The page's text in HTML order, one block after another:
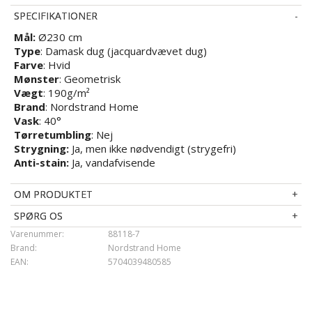
SPECIFIKATIONER
Mål: Ø230 cm
Type: Damask dug (jacquardvævet dug)
Farve: Hvid
Mønster: Geometrisk
Vægt: 190g/m²
Brand: Nordstrand Home
Vask: 40°
Tørretumbling: Nej
Strygning: Ja, men ikke nødvendigt (strygefri)
Anti-stain: Ja, vandafvisende
OM PRODUKTET
SPØRG OS
88118-7
Varenummer:
Nordstrand Home
Brand:
5704039480585
EAN: